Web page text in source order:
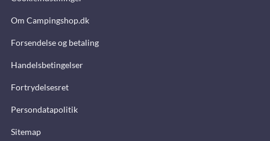
Om Campingshop.dk
Forsendelse og betaling
Handelsbetingelser
Fortrydelsesret
Persondatapolitik
Sitemap